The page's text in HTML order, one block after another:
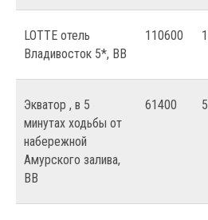
LOTTE отель
Владивосток 5*, ВВ
110600
Экватор , в 5
минутах ходьбы от
набережной
Амурского залива,
ВВ
61400